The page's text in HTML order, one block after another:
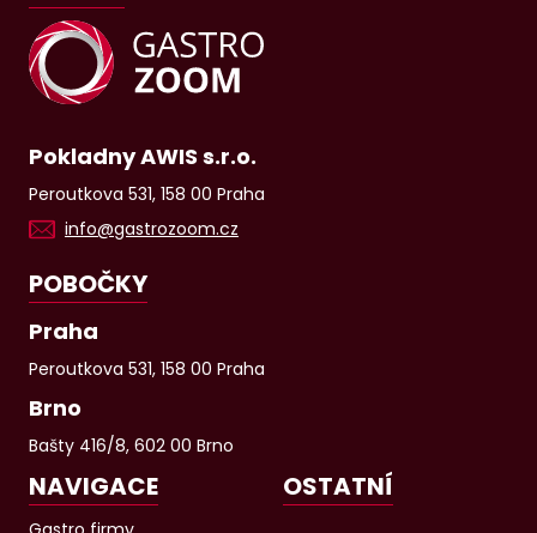
Pokladny AWIS s.r.o.
Peroutkova 531, 158 00 Praha
info@gastrozoom.cz
POBOČKY
Praha
Peroutkova 531, 158 00 Praha
Brno
Bašty 416/8, 602 00 Brno
NAVIGACE OSTATNÍ